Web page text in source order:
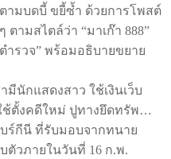
ามบดบี้ ขยี้ซ้ำ ด้วยการโพสต์
ามสไตล์ว่า “มาเก๊า 888”
ำรวจ” พร้อมอธิบายขยาย
นักแสดงสาว ใช้เงินเว็บ
ตั้งคดีใหม่ ปูทางยึดทรัพ…
ร์กีนี ที่รับมอบจากทนาย
ตัวภายในวันที่ 16 ก.พ.